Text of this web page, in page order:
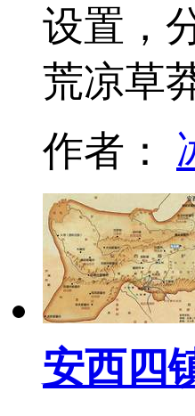
设置，
荒凉草
作者：
安西四